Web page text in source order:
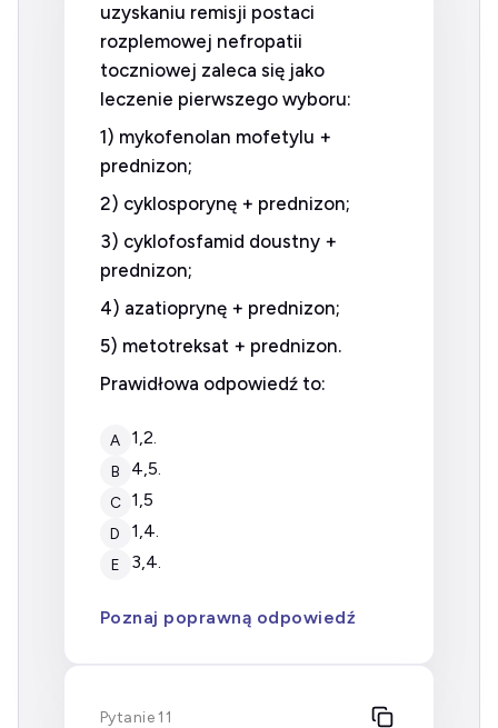
uzyskaniu remisji postaci
rozplemowej nefropatii
toczniowej zaleca się jako
leczenie pierwszego wyboru:
1) mykofenolan mofetylu +
prednizon;
2) cyklosporynę + prednizon;
3) cyklofosfamid doustny +
prednizon;
4) azatioprynę + prednizon;
5) metotreksat + prednizon.
Prawidłowa odpowiedź to:
A 1,2.
B 4,5.
C 1,5
D 1,4.
E 3,4.
Poznaj poprawną odpowiedź
Pytanie 11